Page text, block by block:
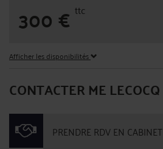
300€ ttc
Afficher les disponibilités
CONTACTER ME LECOCQ
PRENDRE RDV EN CABINET